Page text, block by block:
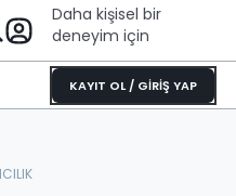
Daha kişisel bir
deneyim için
KAYIT OL / GİRİŞ YAP